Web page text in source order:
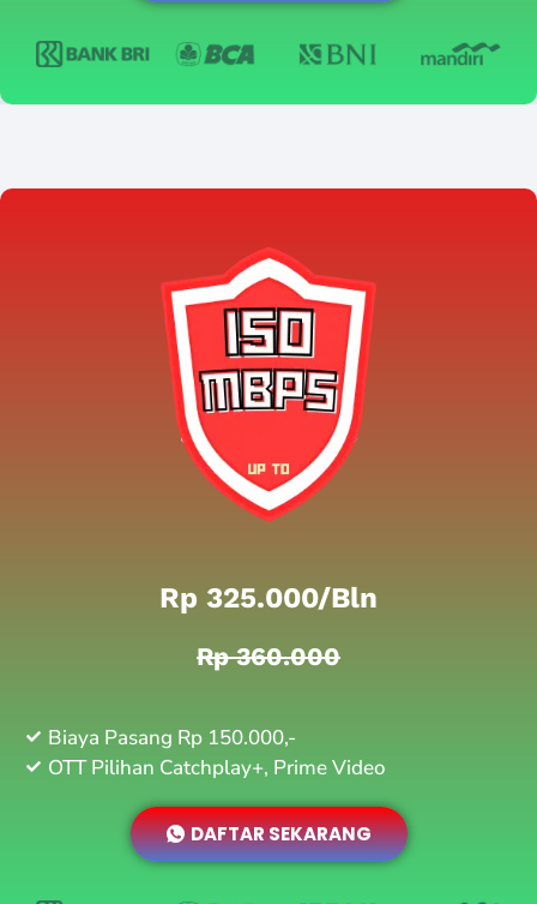
Rp 325.000/bln
Rp 360.000
Biaya Pasang Rp 150.000,-
OTT Pilihan Catchplay+, Prime Video
DAFTAR SEKARANG